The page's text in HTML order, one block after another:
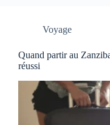
Voyage
Quand partir au
réussi